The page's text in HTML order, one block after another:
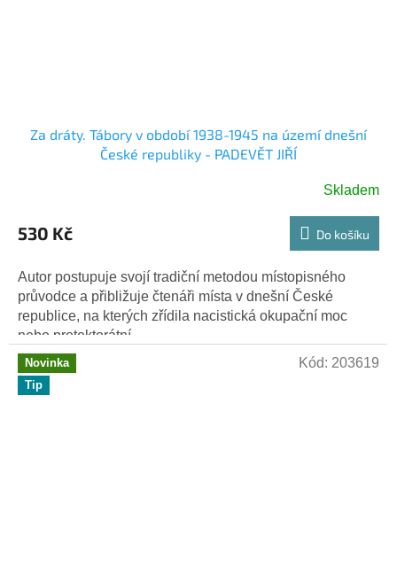
Za dráty. Tábory v období 1938-1945 na území dnešní
České republiky - PADEVĚT JIŘÍ
Skladem
530 Kč Do košíku
Autor postupuje svojí tradiční metodou místopisného
průvodce a přibližuje čtenáři místa v dnešní České
republice, na kterých zřídila nacistická okupační moc
nebo protektorátní...
Novinka
Tip
Kód: 203619